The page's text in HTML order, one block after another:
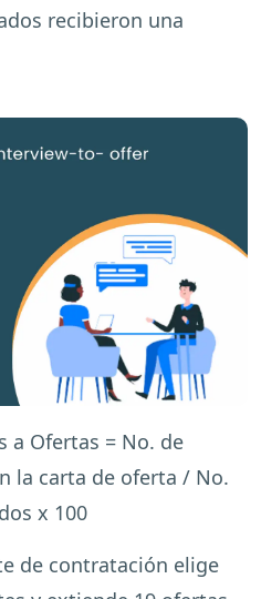
recibieron una
a Ofertas = No. de
la carta de oferta / No.
x 100
de contratación elige